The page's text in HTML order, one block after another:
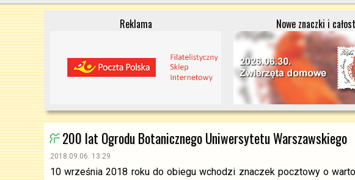
Reklama Nowe znaczki i
200 lat Ogrodu Botanicznego Uniwersytetu Warszawskiego
2018.09.06. 13:29
10 września 2018 roku do obiegu wchodzi znaczek pocztowy o